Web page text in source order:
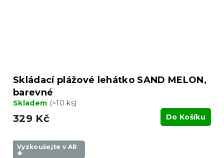
Skládací plážové lehátko SAND MELON,
barevné
Skladem (>10 ks)
329 Kč Do Košíku
Vyzkoušejte v AR
❖